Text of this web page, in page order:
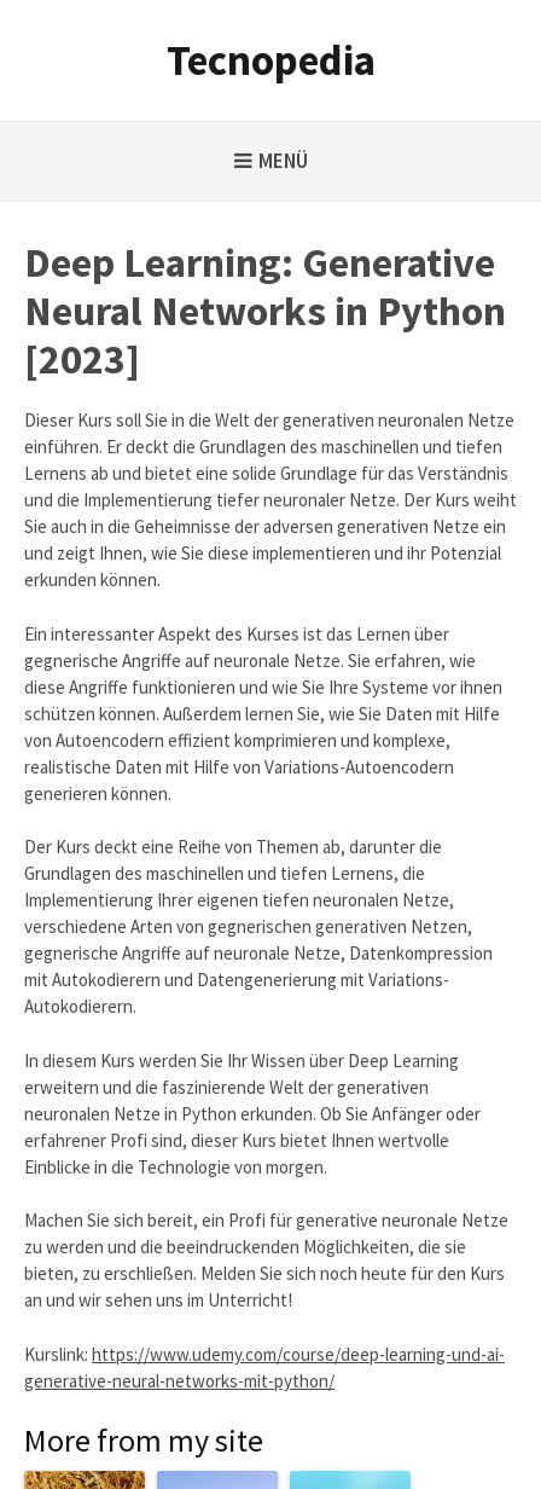
Tecnopedia
MENÜ
Deep Learning: Generative
Neural Networks in Python
[2023]
Dieser Kurs soll Sie in die Welt der generativen neuronalen Netze
einführen. Er deckt die Grundlagen des maschinellen und tiefen
Lernens ab und bietet eine solide Grundlage für das Verständnis
und die Implementierung tiefer neuronaler Netze. Der Kurs weiht
Sie auch in die Geheimnisse der adversen generativen Netze ein
und zeigt Ihnen, wie Sie diese implementieren und ihr Potenzial
erkunden können.
Ein interessanter Aspekt des Kurses ist das Lernen über
gegnerische Angriffe auf neuronale Netze. Sie erfahren, wie
diese Angriffe funktionieren und wie Sie Ihre Systeme vor ihnen
schützen können. Außerdem lernen Sie, wie Sie Daten mit Hilfe
von Autoencodern effizient komprimieren und komplexe,
realistische Daten mit Hilfe von Variations-Autoencodern
generieren können.
Der Kurs deckt eine Reihe von Themen ab, darunter die
Grundlagen des maschinellen und tiefen Lernens, die
Implementierung Ihrer eigenen tiefen neuronalen Netze,
verschiedene Arten von gegnerischen generativen Netzen,
gegnerische Angriffe auf neuronale Netze, Datenkompression
mit Autokodierern und Datengenerierung mit Variations-
Autokodierern.
In diesem Kurs werden Sie Ihr Wissen über Deep Learning
erweitern und die faszinierende Welt der generativen
neuronalen Netze in Python erkunden. Ob Sie Anfänger oder
erfahrener Profi sind, dieser Kurs bietet Ihnen wertvolle
Einblicke in die Technologie von morgen.
Machen Sie sich bereit, ein Profi für generative neuronale Netze
zu werden und die beeindruckenden Möglichkeiten, die sie
bieten, zu erschließen. Melden Sie sich noch heute für den Kurs
an und wir sehen uns im Unterricht!
Kurslink: https://www.udemy.com/course/deep-learning-und-ai-
generative-neural-networks-mit-python/
More from my site